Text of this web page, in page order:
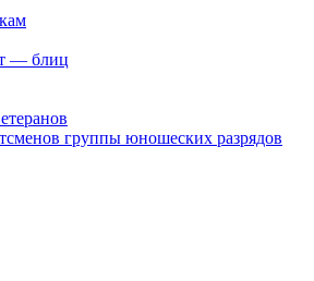
— блиц
группы юношеских разрядов